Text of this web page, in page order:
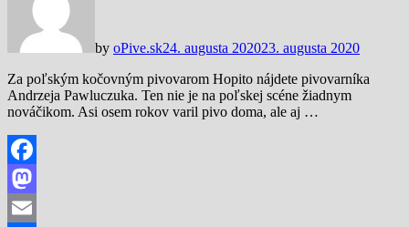
by oPive.sk24. augusta 202023. augusta 2020
Za poľským kočovným pivovarom Hopito nájdete pivovarníka
Andrzeja Pawluczuka. Ten nie je na poľskej scéne žiadnym
nováčikom. Asi osem rokov varil pivo doma, ale aj …
Facebook
Mastodon